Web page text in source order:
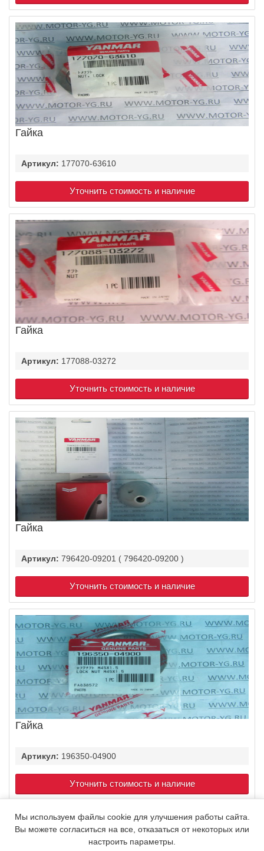
Гайка
Артикул: 177070-63610
Уточнить стоимость и наличие
Гайка
Артикул: 177088-03272
Уточнить стоимость и наличие
Гайка
Артикул: 796420-09201 ( 796420-09200 )
Уточнить стоимость и наличие
Гайка
Артикул: 196350-04900
Уточнить стоимость и наличие
1 2 3 4 5 →
Мы используем файлы cookie для улучшения работы сайта.
Вы можете согласиться на все, отказаться от некоторых или
настроить параметры.